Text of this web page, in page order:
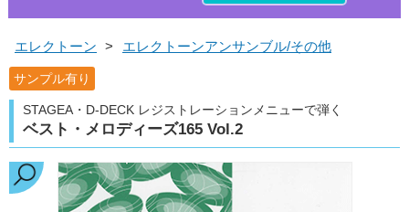
エレクトーン > エレクトーンアンサンブル/その他
サンプル有り
STAGEA・D-DECK レジストレーションメニューで弾く
ベスト・メロディーズ165 Vol.2